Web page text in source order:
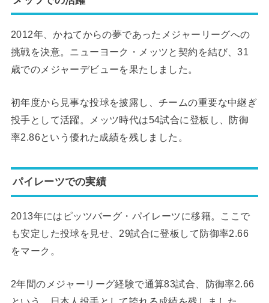
2012年、かねてからの夢であったメジャーリーグへの
挑戦を決意。ニューヨーク・メッツと契約を結び、31
歳でのメジャーデビューを果たしました。
初年度から見事な投球を披露し、チームの重要な中継ぎ
投手として活躍。メッツ時代は54試合に登板し、防御
率2.86という優れた成績を残しました。
パイレーツでの実績
2013年にはピッツバーグ・パイレーツに移籍。ここで
も安定した投球を見せ、29試合に登板して防御率2.66
をマーク。
2年間のメジャーリーグ経験で通算83試合、防御率2.66